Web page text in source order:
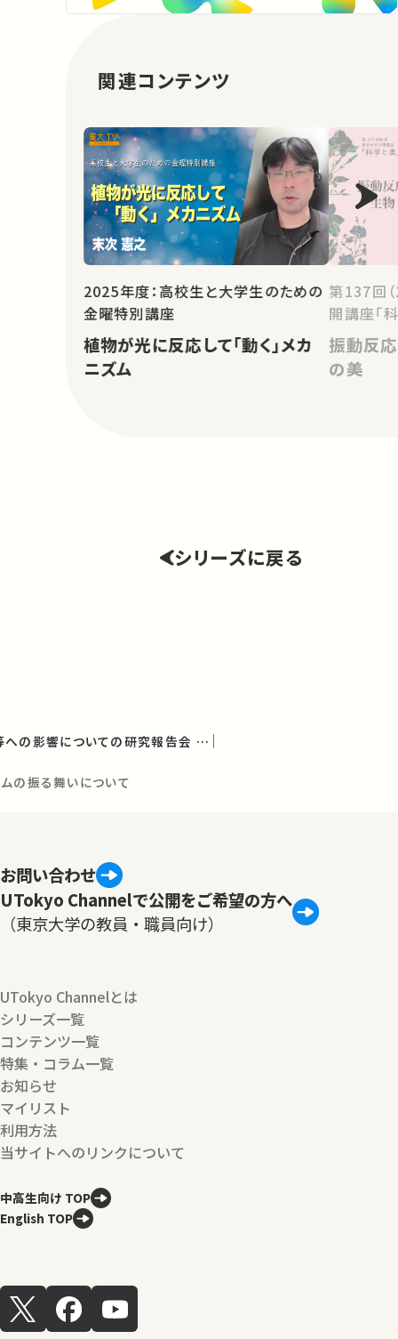
関連コンテンツ
2025年度：高校生と大学生のための
金曜特別講座
植物が光に反応して「動く」メカ
ニズム
第137回
開講座「
振動反
の美
シリーズに戻る
放射能の農畜水産物等への影響についての研究報告会 第6回報告会
の振る舞いについて
お問い合わせ
UTokyo Channelで公開をご希望の方へ
（東京大学の教員・職員向け）
UTokyo Channelとは
シリーズ一覧
コンテンツ一覧
特集・コラム一覧
お知らせ
マイリスト
利用方法
当サイトへのリンクについて
中高生向け TOP
English TOP